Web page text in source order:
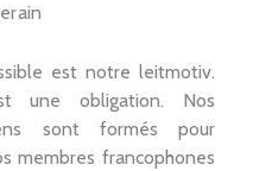
est notre leitmotiv.
une obligation. Nos
sont formés pour
membres francophones